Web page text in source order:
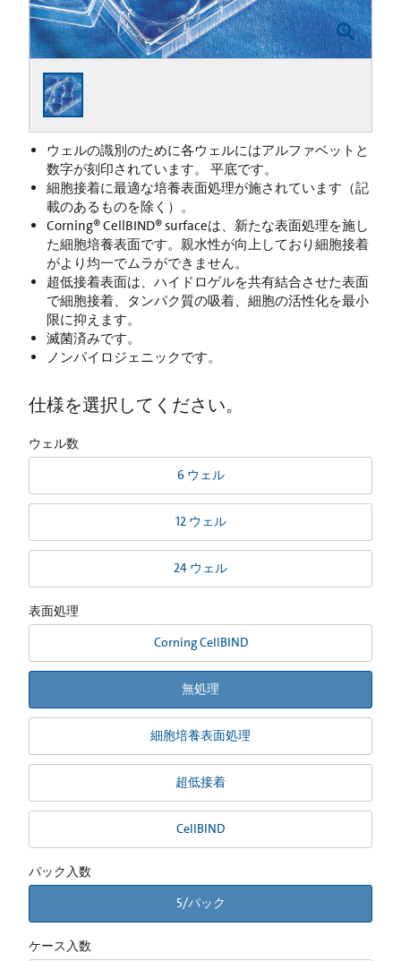
ウェルの識別のために各ウェルにはアルファベットと
数字が刻印されています。 平底です。
細胞接着に最適な培養表面処理が施されています（記
載のあるものを除く）。
Corning® CellBIND® surfaceは、新たな表面処理を施し
た細胞培養表面です。親水性が向上しており細胞接着
がより均一でムラができません。
超低接着表面は、ハイドロゲルを共有結合させた表面
で細胞接着、タンパク質の吸着、細胞の活性化を最小
限に抑えます。
滅菌済みです。
ノンパイロジェニックです。
仕様を選択してください。
ウェル数
6 ウェル
12 ウェル
24 ウェル
表面処理
Corning CellBIND
無処理
細胞培養表面処理
超低接着
CellBIND
パック入数
5/パック
ケース入数